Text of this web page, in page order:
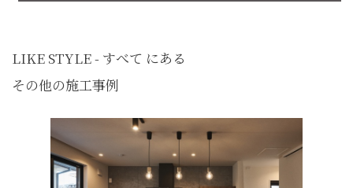
LIKE STYLE - すべて にある
その他の施工事例